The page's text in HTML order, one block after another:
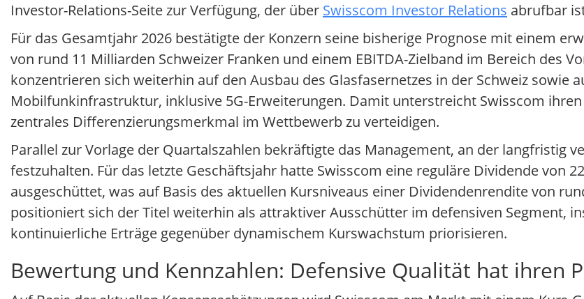
Investor-Relations-Seite zur Verfügung, der über Swisscom Investor Relations abrufbar
Für das Gesamtjahr 2026 bestätigte der Konzern seine bisherige Prognose mit einem
von rund 11 Milliarden Schweizer Franken und einem EBITDA-Zielband im Bereich des
konzentrieren sich weiterhin auf den Ausbau des Glasfasernetzes in der Schweiz sowie
Mobilfunkinfrastruktur, inklusive 5G-Erweiterungen. Damit unterstreicht Swisscom
zentrales Differenzierungsmerkmal im Wettbewerb zu verteidigen.
Parallel zur Vorlage der Quartalszahlen bekräftigte das Management, an der langfristig
festzuhalten. Für das letzte Geschäftsjahr hatte Swisscom eine reguläre Dividende von
ausgeschüttet, was auf Basis des aktuellen Kursniveaus einer Dividendenrendite von
positioniert sich der Titel weiterhin als attraktiver Ausschütter im defensiven Segment,
kontinuierliche Erträge gegenüber dynamischem Kurswachstum priorisieren.
Bewertung und Kennzahlen: Defensive Qualität hat ihren